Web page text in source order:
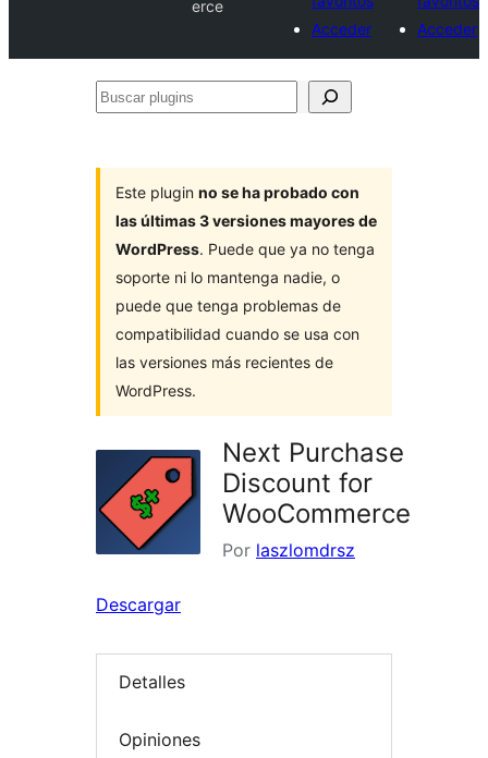
erce
Acceder
Acceder
Buscar
Este plugin no se ha probado con
las últimas 3 versiones mayores de
WordPress. Puede que ya no tenga
soporte ni lo mantenga nadie, o
puede que tenga problemas de
compatibilidad cuando se usa con
las versiones más recientes de
WordPress.
Next Purchase
Discount for
WooCommerce
Por laszlomdrsz
Descargar
Detalles
Opiniones